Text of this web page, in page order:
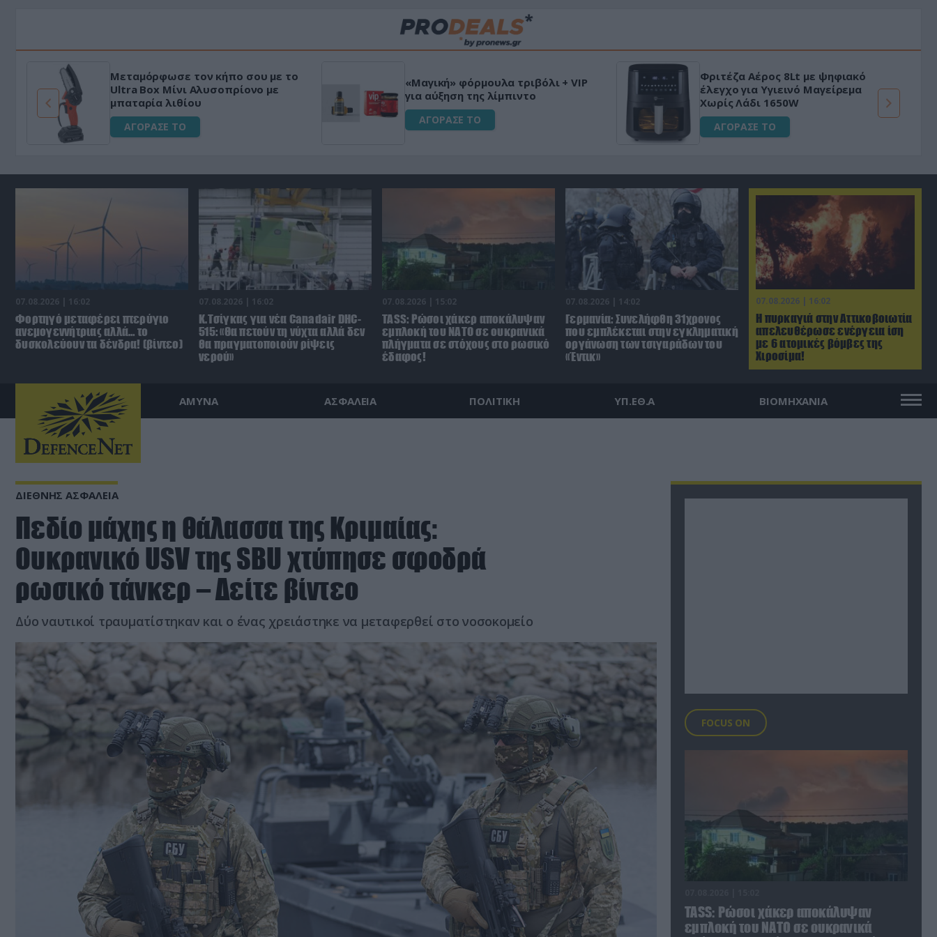
Μεταμόρφωσε τον κήπο σου με το
Ultra Box Μίνι Αλυσοπρίονο με
μπαταρία λιθίου
ΑΓΟΡΑΣΕ ΤΟ
«Μαγική» φόρμουλα τριβόλι + VIP
για αύξηση της λίμπιντο
ΑΓΟΡΑΣΕ ΤΟ
Φριτέζα Αέρος 8Lt με ψηφιακό
έλεγχο για Υγιεινό Μαγείρεμα
Χωρίς Λάδι 1650W
ΑΓΟΡΑΣΕ ΤΟ
07.08.2026 | 16:02
Η πυρκαγιά στην Αττικοβοιωτία
απελευθέρωσε ενέργεια ίση
με 6 ατομικές βόμβες της
Χιροσίμα!
07.08.2026 | 16:02
Φορτηγό μεταφέρει πτερύγιο
ανεμογεννήτριας αλλά… το
δυσκολεύουν τα δένδρα! (βίντεο)
07.08.2026 | 16:02
Κ.Τσίγκας για νέα Canadair DHC-
515: «Θα πετούν τη νύχτα αλλά δεν
θα πραγματοποιούν ρίψεις
νερού»
07.08.2026 | 15:02
TASS: Ρώσοι χάκερ αποκάλυψαν
εμπλοκή του ΝΑΤΟ σε ουκρανικά
πλήγματα σε στόχους στο ρωσικό
έδαφος!
07.08.2026 | 14:02
Γερμανία: Συνελήφθη 31χρονος
που εμπλέκεται στην εγκληματική
οργάνωση των τσιγαράδων του
«Έντικ»
ΑΜΥΝΑ ΑΣΦΑΛΕΙΑ ΠΟΛΙΤΙΚΗ ΥΠ.ΕΘ.Α ΒΙΟΜΗΧΑΝΙΑ
ΔΙΕΘΝΗΣ ΑΣΦΑΛΕΙΑ
Πεδίο μάχης η θάλασσα της Κριμαίας:
Ουκρανικό USV της SBU χτύπησε σφοδρά
ρωσικό τάνκερ – Δείτε βίντεο
Δύο ναυτικοί τραυματίστηκαν και ο ένας χρειάστηκε να μεταφερθεί στο νοσοκομείο
FOCUS ON
TASS: Ρώσοι χάκερ αποκάλυψαν
εμπλοκή του ΝΑΤΟ σε ουκρανικά